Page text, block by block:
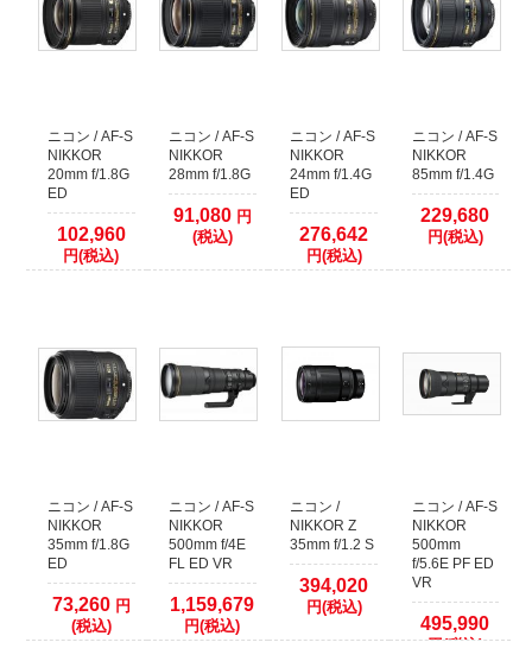
お願い申し上げます。
2017年05月12日
各クレジットカード会社の本人認証サービスをご利用いただいた場合、決済確
認時間を早めることが出来ます。
本人認証サービス以外のクレジット決済に関しましては、従来通り決済をカー
ド会社へ確認してからの発送となります。
1日程度(場合により2、3日以上)出荷までお時間がかかりますので予めご了承く
ださい。
まして取り扱いを終了いたします。
複数の代金引換注文で合計額が50万円以上になる場合は、同日での発送ができ
ません。発送日をずらしますので納期が余分にかかります。
店頭でのご購入希望のお客様へ
当店の商品は、ほとんどが倉庫で保管しておりますので
WEBサイトで在庫有りとなっておりましても、店頭には無い場合がございま
WEBサイトでご注文をしていない場合には、事前に店舗へご連絡していただき
ますようお願いいたします。
ニコン / AF-S
NIKKOR
20mm f/1.8G
ED
102,960
円(税込)
ニコン / AF-S
NIKKOR
28mm f/1.8G
91,080円
(税込)
ニコン / AF-S
NIKKOR
24mm f/1.4G
ED
276,642
円(税込)
ニコン / AF-S
NIKKOR
85mm f/1.4G
229,680
円(税込)
ニコン / AF-S
NIKKOR
35mm f/1.8G
ED
73,260円
(税込)
ニコン / AF-S
NIKKOR
500mm f/4E
FL ED VR
1,159,679
円(税込)
ニコン /
NIKKOR Z
35mm f/1.2 S
394,020
円(税込)
ニコン / AF-S
NIKKOR
500mm
f/5.6E PF ED
VR
495,990
円(税込)